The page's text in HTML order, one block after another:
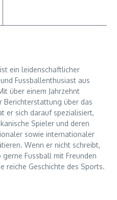
ein leidenschaftlicher
Fussballenthusiast aus
über einem Jahrzehnt
Berichterstattung über das
er sich darauf spezialisiert,
Spieler und deren
sowie internationaler
Wenn er nicht schreibt,
Fussball mit Freunden
reiche Geschichte des Sports.